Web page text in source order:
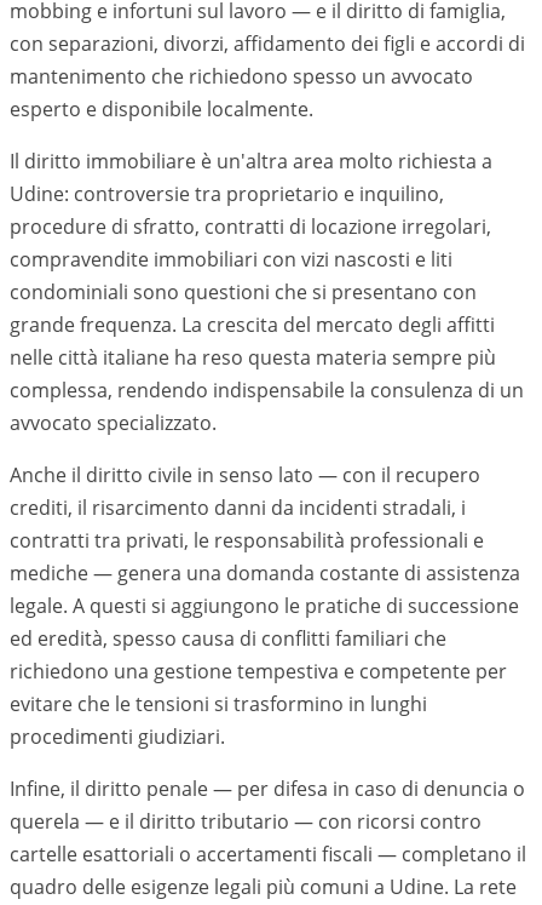
mobbing e infortuni sul lavoro — e il diritto di famiglia,
con separazioni, divorzi, affidamento dei figli e accordi di
mantenimento che richiedono spesso un avvocato
esperto e disponibile localmente.
Il diritto immobiliare è un'altra area molto richiesta a
Udine: controversie tra proprietario e inquilino,
procedure di sfratto, contratti di locazione irregolari,
compravendite immobiliari con vizi nascosti e liti
condominiali sono questioni che si presentano con
grande frequenza. La crescita del mercato degli affitti
nelle città italiane ha reso questa materia sempre più
complessa, rendendo indispensabile la consulenza di un
avvocato specializzato.
Anche il diritto civile in senso lato — con il recupero
crediti, il risarcimento danni da incidenti stradali, i
contratti tra privati, le responsabilità professionali e
mediche — genera una domanda costante di assistenza
legale. A questi si aggiungono le pratiche di successione
ed eredità, spesso causa di conflitti familiari che
richiedono una gestione tempestiva e competente per
evitare che le tensioni si trasformino in lunghi
procedimenti giudiziari.
Infine, il diritto penale — per difesa in caso di denuncia o
querela — e il diritto tributario — con ricorsi contro
cartelle esattoriali o accertamenti fiscali — completano il
quadro delle esigenze legali più comuni a Udine. La rete